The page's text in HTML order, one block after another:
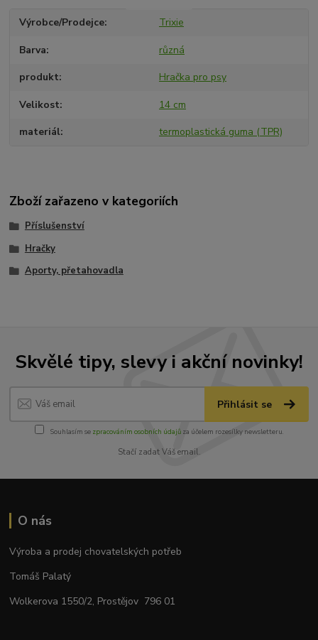
Výrobce/Prodejce Trixie
Barva různá
produkt Hračka pro psy
Velikost 14 cm
materiál termoplastická guma (TPR)
Zboží zařazeno v kategoriích
Příslušenství
Hračky
Aporty, přetahovadla
Skvělé tipy, slevy i akční novinky!
Přihlásit se
Souhlasím se zpracováním osobních údajůza účelem rozesílky newsletteru.
Stačí zadat Váš email.
O nás
Výroba a prodej chovatelských potřeb
Tomáš Palatý
Wolkerova 1550/2, Prostějov 796 01